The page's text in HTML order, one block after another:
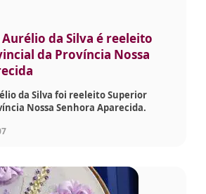
da Silva é reeleito
da Província Nossa
da Silva foi reeleito Superior
Nossa Senhora Aparecida.